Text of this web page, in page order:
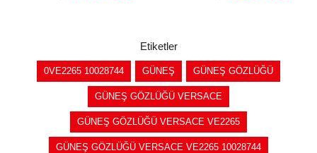
Etiketler
0VE2265 10028744 GÜNEŞ GÜNEŞ GÖZLÜĞÜ
GÜNEŞ GÖZLÜĞÜ VERSACE
GÜNEŞ GÖZLÜĞÜ VERSACE VE2265
GÜNEŞ GÖZLÜĞÜ VERSACE VE2265 10028744